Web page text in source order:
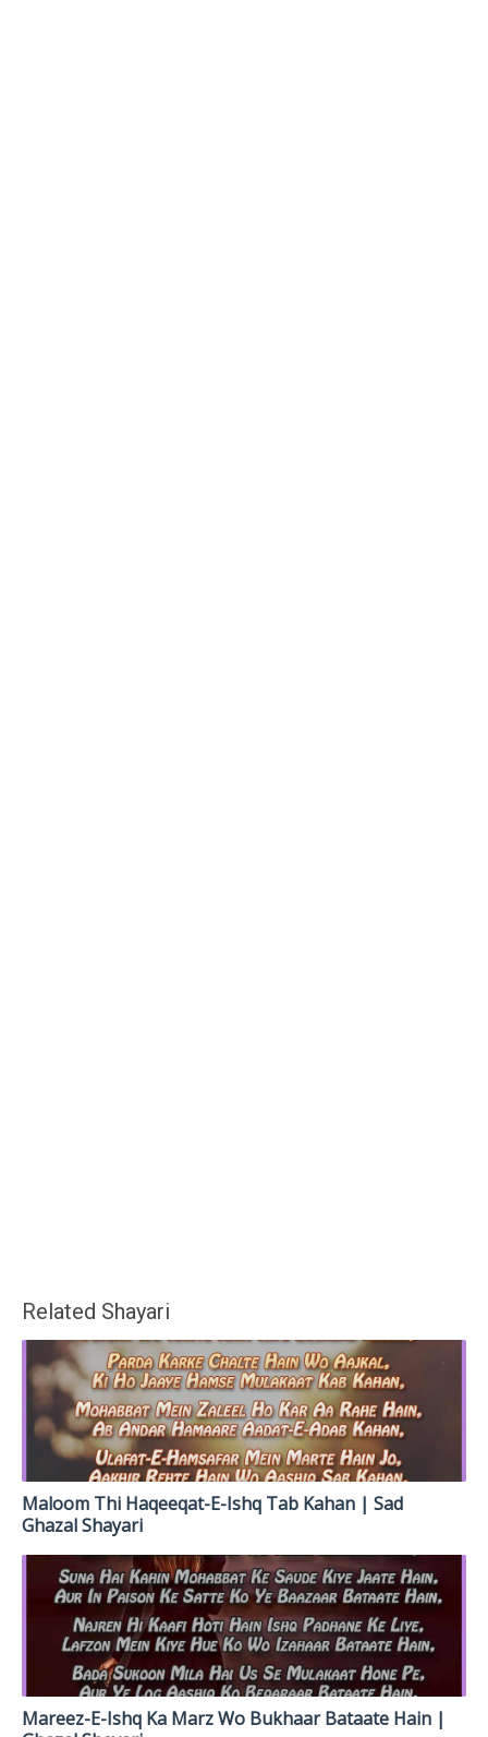
Related Shayari
Maloom Thi Haqeeqat-E-Ishq Tab Kahan | Sad
Ghazal Shayari
Mareez-E-Ishq Ka Marz Wo Bukhaar Bataate Hain |